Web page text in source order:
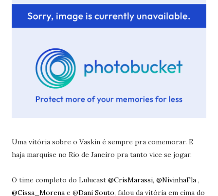
Uma vitória sobre o Vaskin é sempre pra comemorar. E
haja marquise no Rio de Janeiro pra tanto vice se jogar.
O time completo do Lulucast @CrisMarassi, @NivinhaFla ,
@Cissa_Morenae @Dani Souto, falou da vitória em cima do